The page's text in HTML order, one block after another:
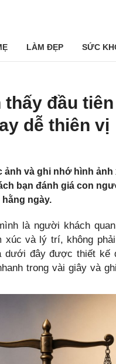
LÀM ĐẸP SỨC
thấy đầu
dễ thiên vị
và ghi nhớ hình ảnh
bạn đánh giá con
ngày.
là người khách
xúc và lý trí, không
dưới đây được thiết kế
trong vài giây và